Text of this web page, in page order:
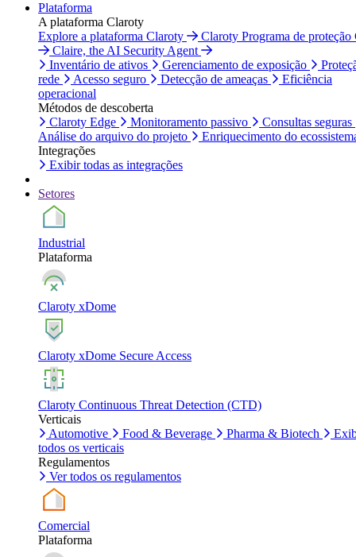
Plataforma
A plataforma Claroty
Explore a plataforma Claroty
Claroty Programa de proteção
Claire, the AI Security Agent
Inventário de ativos
Gerenciamento de exposição
rede
Acesso seguro Detecção de ameaças
Eficiência
operacional
Métodos de descoberta
Claroty Edge
Monitoramento passivo
Consultas seguras
Análise do arquivo do projeto
Enriquecimento do
Integrações
Exibir todas as integrações
Setores
Industrial
Plataforma
Claroty xDome
Claroty xDome Secure Access
Claroty Continuous Threat Detection (CTD)
Verticais
Automotive
Food & Beverage Pharma & Biotech
todos os verticais
Regulamentos
Ver todos os regulamentos
Comercial
Plataforma